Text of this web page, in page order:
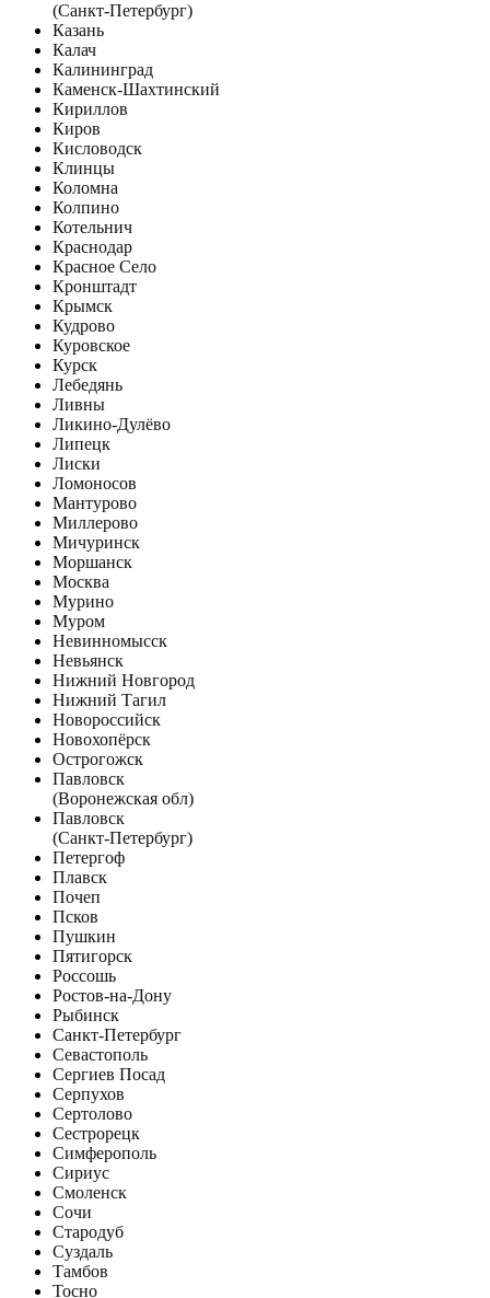
(Санкт-Петербург)
Казань
Калач
Калининград
Каменск-Шахтинский
Кириллов
Киров
Кисловодск
Клинцы
Коломна
Колпино
Котельнич
Краснодар
Красное Село
Кронштадт
Крымск
Кудрово
Куровское
Курск
Лебедянь
Ливны
Ликино-Дулёво
Липецк
Лиски
Ломоносов
Мантурово
Миллерово
Мичуринск
Моршанск
Москва
Мурино
Муром
Невинномысск
Невьянск
Нижний Новгород
Нижний Тагил
Новороссийск
Новохопёрск
Острогожск
Павловск
(Воронежская обл)
Павловск
(Санкт-Петербург)
Петергоф
Плавск
Почеп
Псков
Пушкин
Пятигорск
Россошь
Ростов-на-Дону
Рыбинск
Санкт-Петербург
Севастополь
Сергиев Посад
Серпухов
Сертолово
Сестрорецк
Симферополь
Сириус
Смоленск
Сочи
Стародуб
Суздаль
Тамбов
Тосно